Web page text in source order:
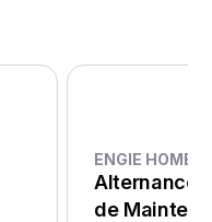
ENGIE HOME
Alternance
de